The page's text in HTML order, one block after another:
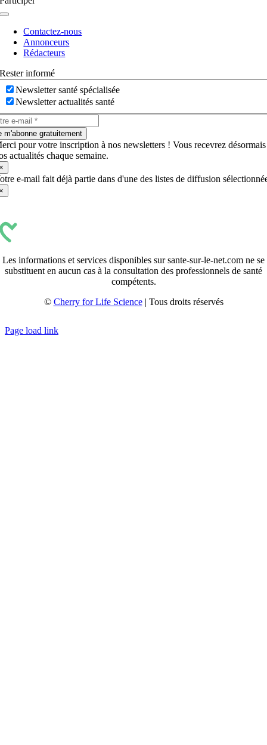
Navigation
basculeContactez-nous
Annonceurs
Rédacteurs
Rester informé
Newsletter santé spécialisée
Newsletter actualités santé
m'abonne gratuitement
pour votre inscription à nos newsletters ! Vous recevrez désormais
actualités chaque semaine.
e-mail fait déjà partie dans d'une des listes de diffusion
Les informations et services disponibles sur sante-sur-le-net.com ne se
substituent en aucun cas à la consultation des professionnels de santé
compétents.
© Cherry for Life Science| Tous droits réservés
Page load link